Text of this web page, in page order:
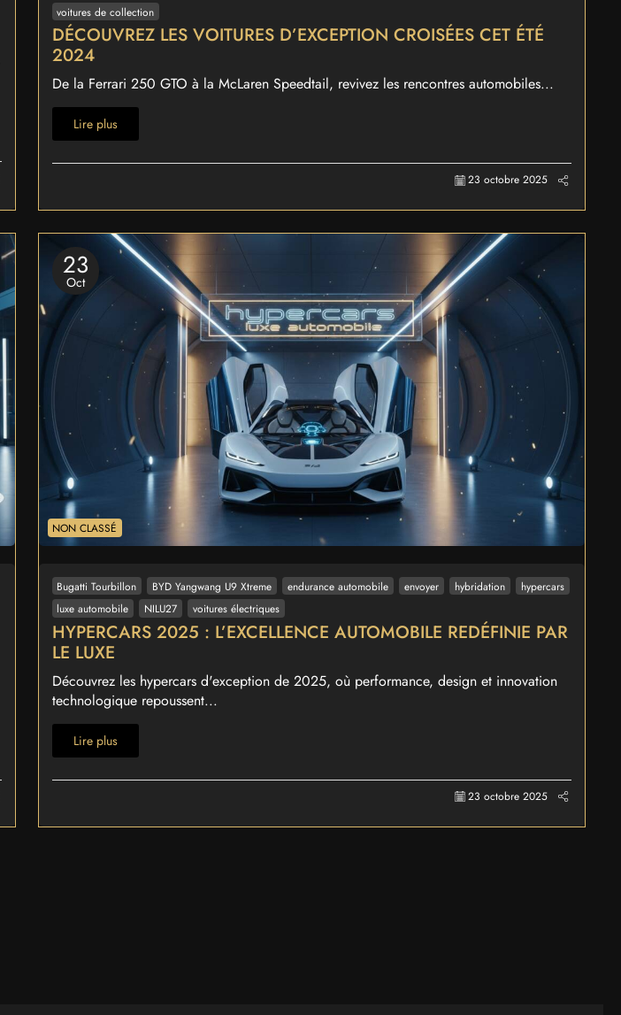
voitures de collection
DÉCOUVREZ LES VOITURES D’EXCEPTION CROISÉES CET ÉTÉ
2024
De la Ferrari 250 GTO à la McLaren Speedtail, revivez les rencontres automobiles...
Lire plus
23 octobre 2025
23
Oct
NON CLASSÉ
Bugatti Tourbillon BYD Yangwang U9 Xtreme endurance automobile envoyer hybridation
hypercars
luxe automobile
NILU27 voitures électriques
HYPERCARS 2025 : L’EXCELLENCE AUTOMOBILE REDÉFINIE PAR
LE LUXE
Découvrez les hypercars d'exception de 2025, où performance, design et innovation
technologique repoussent...
Lire plus
23 octobre 2025